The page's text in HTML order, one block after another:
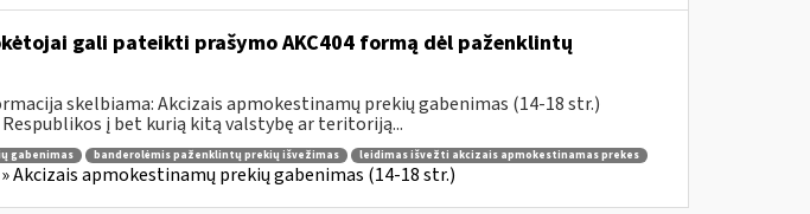
gali pateikti prašymo AKC404 formą dėl paženklintų
skelbiama: Akcizais apmokestinamų prekių gabenimas (14-18 str.)
į bet kurią kitą valstybę ar teritoriją...
gabenimas banderolėmis paženklintų prekių išvežimas leidimas išvežti akcizais apmokestinamas prekes
Akcizais apmokestinamų prekių gabenimas (14-18 str.)